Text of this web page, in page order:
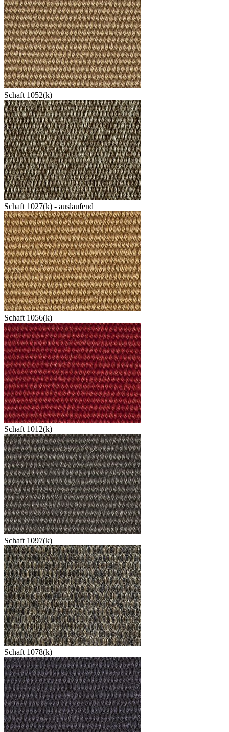
Schaft 1052(k)
Schaft 1027(k) - auslaufend
Schaft 1056(k)
Schaft 1012(k)
Schaft 1097(k)
Schaft 1078(k)